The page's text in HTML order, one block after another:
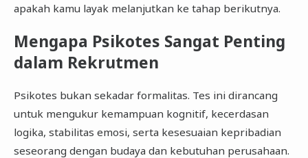
apakah kamu layak melanjutkan ke tahap berikutnya.
Mengapa Psikotes Sangat Penting
dalam Rekrutmen
Psikotes bukan sekadar formalitas. Tes ini dirancang
untuk mengukur kemampuan kognitif, kecerdasan
logika, stabilitas emosi, serta kesesuaian kepribadian
seseorang dengan budaya dan kebutuhan perusahaan.